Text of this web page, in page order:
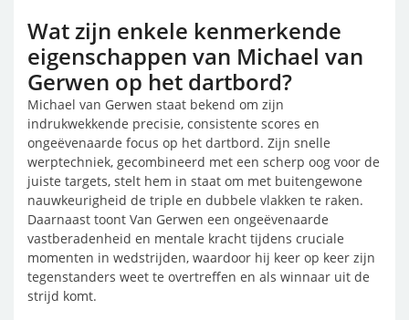
Wat zijn enkele kenmerkende
eigenschappen van Michael van
Gerwen op het dartbord?
Michael van Gerwen staat bekend om zijn
indrukwekkende precisie, consistente scores en
ongeëvenaarde focus op het dartbord. Zijn snelle
werptechniek, gecombineerd met een scherp oog voor de
juiste targets, stelt hem in staat om met buitengewone
nauwkeurigheid de triple en dubbele vlakken te raken.
Daarnaast toont Van Gerwen een ongeëvenaarde
vastberadenheid en mentale kracht tijdens cruciale
momenten in wedstrijden, waardoor hij keer op keer zijn
tegenstanders weet te overtreffen en als winnaar uit de
strijd komt.